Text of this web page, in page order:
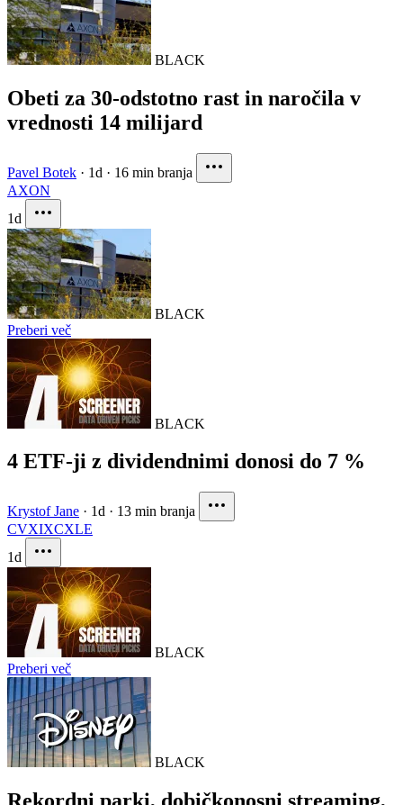
BLACK
Obeti za 30-odstotno rast in naročila v
vrednosti 14 milijard
Pavel Botek · 1d · 16 min branja
AXON
1d
BLACK
Preberi več
BLACK
4 ETF-ji z dividendnimi donosi do 7 %
Krystof Jane · 1d · 13 min branja
CVXIXCXLE
1d
BLACK
Preberi več
BLACK